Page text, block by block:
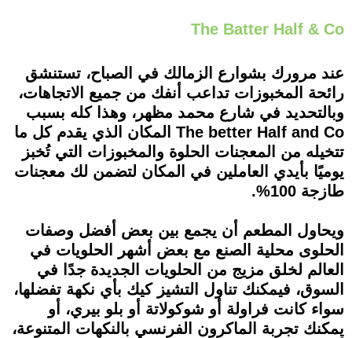
The Batter Half & Co
عند مرورك بشوارع الزمالك في الصباح، تستنشق
رائحة المخبوزات تداعب أنفك من جميع الاتجاهات،
وبالتحديد في شارع محمد مظهر، وهذا كله بسبب
The better Half and Co المكان الذي يقدم كل ما
تتخيله من المعجنات الحلوة والمخبوزات التي تُخبز
يوميًا بأيدي العاملين في المكان لتضمن لك معجنات
طازجة 100%.
ويحاول المطعم أن يجمع بين بعض أفضل وصفات
الحلوى محلية الصنع مع بعض أشهر الحلويات في
العالم لخلق مزيج من الحلويات الجديدة جدًا في
السوق، فيمكنك تناول التشيز كيك بأي نكهة تفضلها،
سواء كانت فراولة أو شوكولاتة أو بلو بيري، أو
يمكنك تجربة الماكرون الفرنسي بالنكهات المتنوعة،